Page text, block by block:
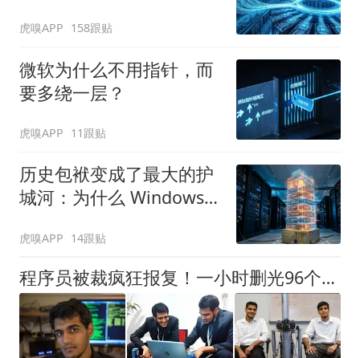
虎嗅APP 158跟贴
微软为什么不用指针，而
要多绕一层？
虎嗅APP 11跟贴
历史包袱变成了最大的护
城河：为什么 Windows
虎嗅APP 14跟贴
程序员被裁疯狂报复！一小时删光96个美国政府数据库，只是爽完要坐牢45年